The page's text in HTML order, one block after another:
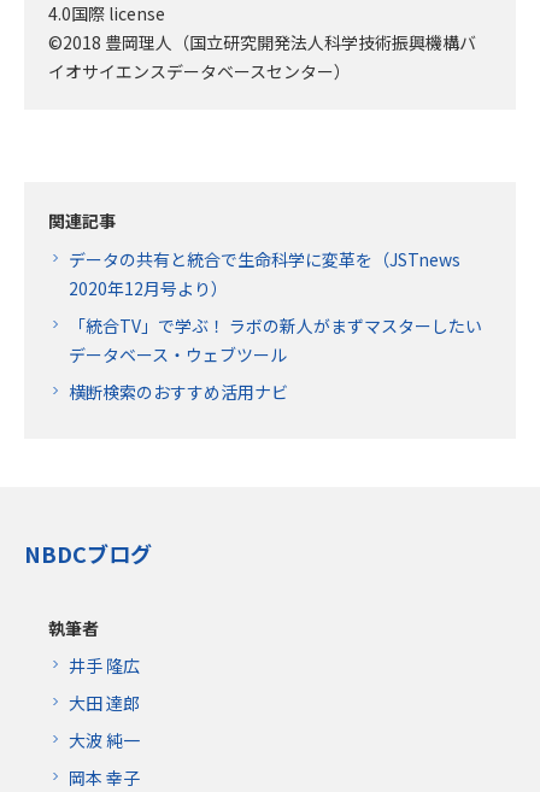
4.0国際 license
©2018 豊岡理人（国立研究開発法人科学技術振興機構バ
イオサイエンスデータベースセンター）
関連記事
データの共有と統合で生命科学に変革を（JSTnews
2020年12月号より）
「統合TV」で学ぶ！ ラボの新人がまずマスターしたい
データベース・ウェブツール
横断検索のおすすめ活用ナビ
NBDCブログ
執筆者
井手 隆広
大田 達郎
大波 純一
岡本 幸子